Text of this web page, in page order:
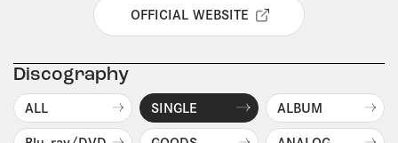
OFFICIAL WEBSITE
Discography
ALL SINGLE ALBUM